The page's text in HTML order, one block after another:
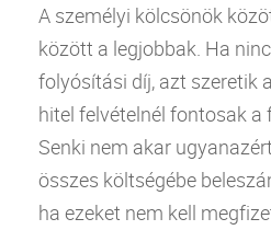
A személyi kölcsönök
között a legjobbak. Ha
folyósítási díj, azt szeretik
hitel felvételnél fontosak a
Senki nem akar
összes költségébe
ha ezeket nem kell